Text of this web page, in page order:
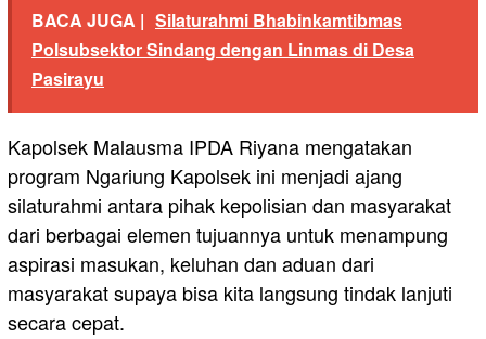
BACA JUGA | Silaturahmi Bhabinkamtibmas
Polsubsektor Sindang dengan Linmas di Desa
Pasirayu
Kapolsek Malausma IPDA Riyana mengatakan
program Ngariung Kapolsek ini menjadi ajang
silaturahmi antara pihak kepolisian dan masyarakat
dari berbagai elemen tujuannya untuk menampung
aspirasi masukan, keluhan dan aduan dari
masyarakat supaya bisa kita langsung tindak lanjuti
secara cepat.